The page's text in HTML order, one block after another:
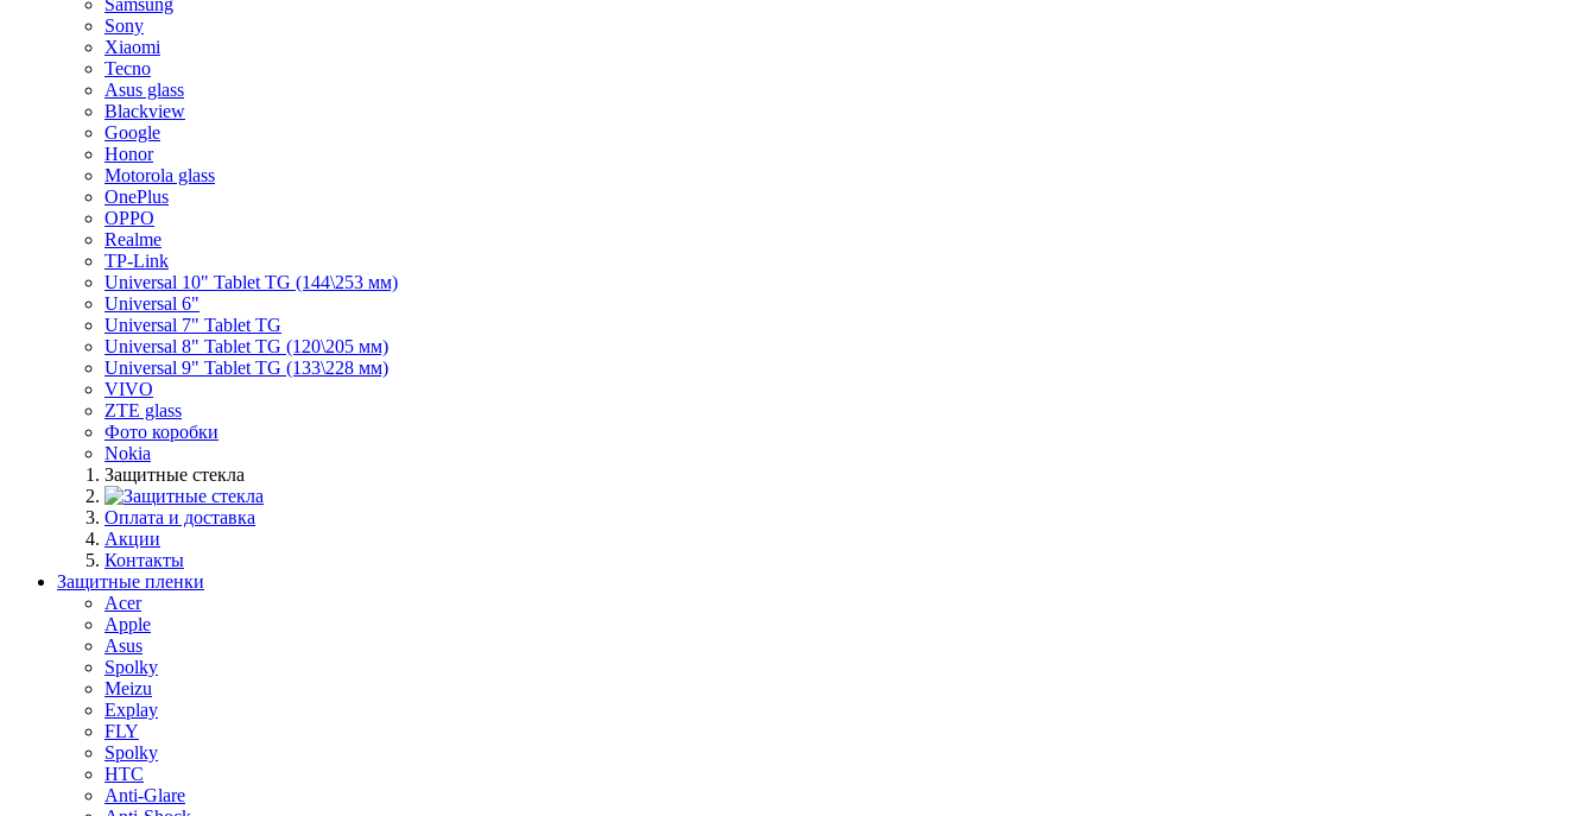
Samsung
Sony
Xiaomi
Tecno
Asus glass
Blackview
Google
Honor
Motorola glass
OnePlus
OPPO
Realme
TP-Link
Universal 10" Tablet TG (144\253 мм)
Universal 6"
Universal 7" Tablet TG
Universal 8" Tablet TG (120\205 мм)
Universal 9" Tablet TG (133\228 мм)
VIVO
ZTE glass
Фото коробки
Nokia
Защитные стекла
Оплата и доставка
Акции
Контакты
Защитные пленки
Acer
Apple
Asus
Spolky
Meizu
Explay
FLY
Spolky
HTC
Anti-Glare